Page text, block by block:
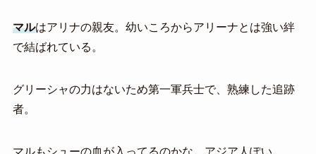
マルはアリナの親友。幼いころからアリーナとは強い絆
で結ばれている。
グリーシャの力はないため第一軍兵士で、熟練した追跡
者。